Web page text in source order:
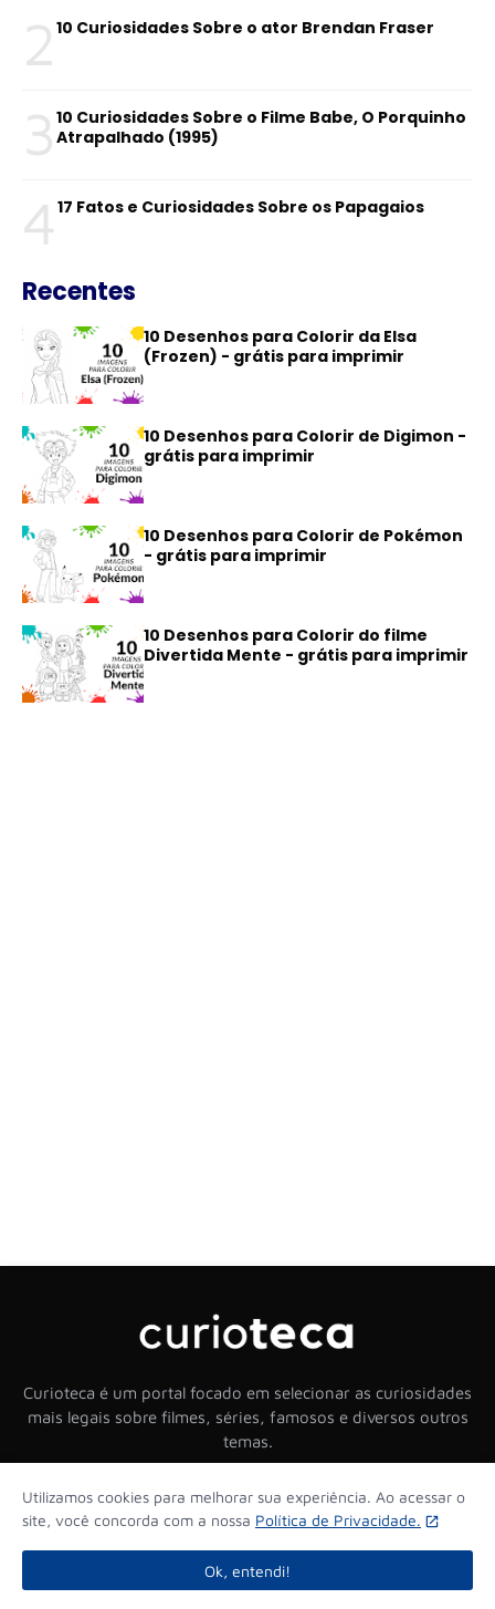
2 10 Curiosidades Sobre o ator Brendan Fraser
3 10 Curiosidades Sobre o Filme Babe, O Porquinho
Atrapalhado (1995)
4 17 Fatos e Curiosidades Sobre os Papagaios
Recentes
10 Desenhos para Colorir da Elsa
(Frozen) - grátis para imprimir
10 Desenhos para Colorir de Digimon -
grátis para imprimir
10 Desenhos para Colorir de Pokémon
- grátis para imprimir
10 Desenhos para Colorir do filme
Divertida Mente - grátis para imprimir
Curioteca é um portal focado em selecionar as curiosidades
mais legais sobre filmes, séries, famosos e diversos outros
temas.
Curioteca © - 2025 www.curioteca.com.br
Utilizamos cookies para melhorar sua experiência. Ao acessar o
site, você concorda com a nossa Política de Privacidade.
Ok, entendi!